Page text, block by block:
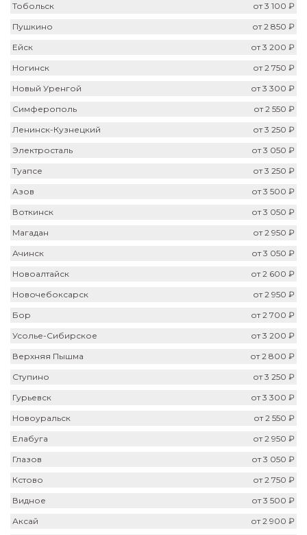
Тобольск
от 3 100 ₽
Пушкино
от 2 850 ₽
Ейск
от 3 200 ₽
Ногинск
от 2 750 ₽
Новый Уренгой
от 3 300 ₽
Симферополь
от 2 550 ₽
Ленинск-Кузнецкий
от 3 250 ₽
Электросталь
от 3 050 ₽
Туапсе
от 3 250 ₽
Азов
от 3 500 ₽
Воткинск
от 3 050 ₽
Магадан
от 2 950 ₽
Ачинск
от 3 050 ₽
Новоалтайск
от 2 600 ₽
Новочебоксарск
от 2 950 ₽
Бор
от 2 700 ₽
Усолье-Сибирское
от 3 200 ₽
Верхняя Пышма
от 2 800 ₽
Ступино
от 3 250 ₽
Гурьевск
от 3 300 ₽
Новоуральск
от 2 550 ₽
Елабуга
от 2 950 ₽
Глазов
от 3 050 ₽
Кстово
от 2 750 ₽
Видное
от 3 500 ₽
Аксай
от 2 900 ₽